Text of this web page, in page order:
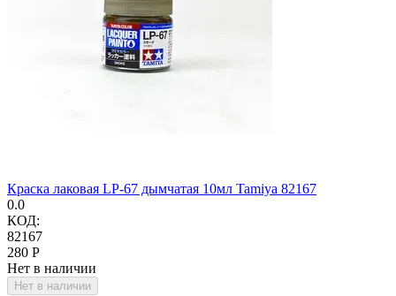
Краска лаковая LP-67 дымчатая 10мл Tamiya 82167
0.0
КОД:
82167
‍280‍ Р
Нет в наличии
Нет в наличии